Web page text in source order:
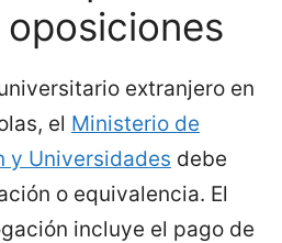
extranjero en
el Ministerio de
y Universidades debe
o equivalencia. El
incluye el pago de